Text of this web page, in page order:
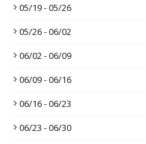
05/19 - 05/26
05/26 - 06/02
06/02 - 06/09
06/09 - 06/16
06/16 - 06/23
06/23 - 06/30